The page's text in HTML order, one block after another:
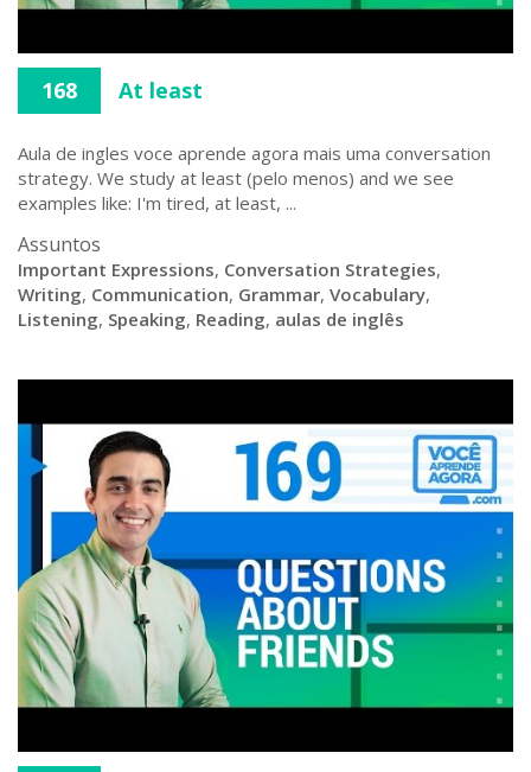
168 At least
Aula de ingles voce aprende agora mais uma conversation
strategy. We study at least (pelo menos) and we see
examples like: I'm tired, at least, ...
Assuntos
Important Expressions, Conversation Strategies,
Writing, Communication, Grammar, Vocabulary,
Listening, Speaking, Reading, aulas de inglês